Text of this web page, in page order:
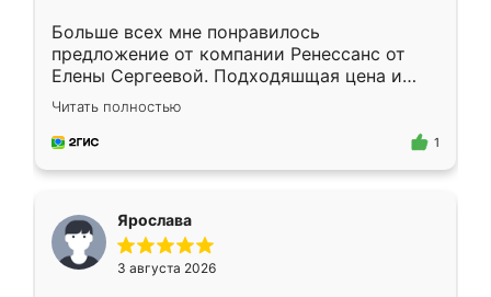
Больше всех мне понравилось
предложение от компании Ренессанс от
Елены Сергеевой. Подходяшщая цена и
короткие сроки изготовления. Приехавший
для замера сотрудник Владислав
предложил по моему эскизу самый
Читать полностью
1
Ярослава
3 августа 2026